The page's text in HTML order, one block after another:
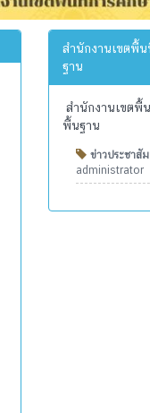
สำนักงานเขตพื้
ฐาน
สำนักงานเขตพื้
พื้นฐาน
ข่าวประชาสั
administrator